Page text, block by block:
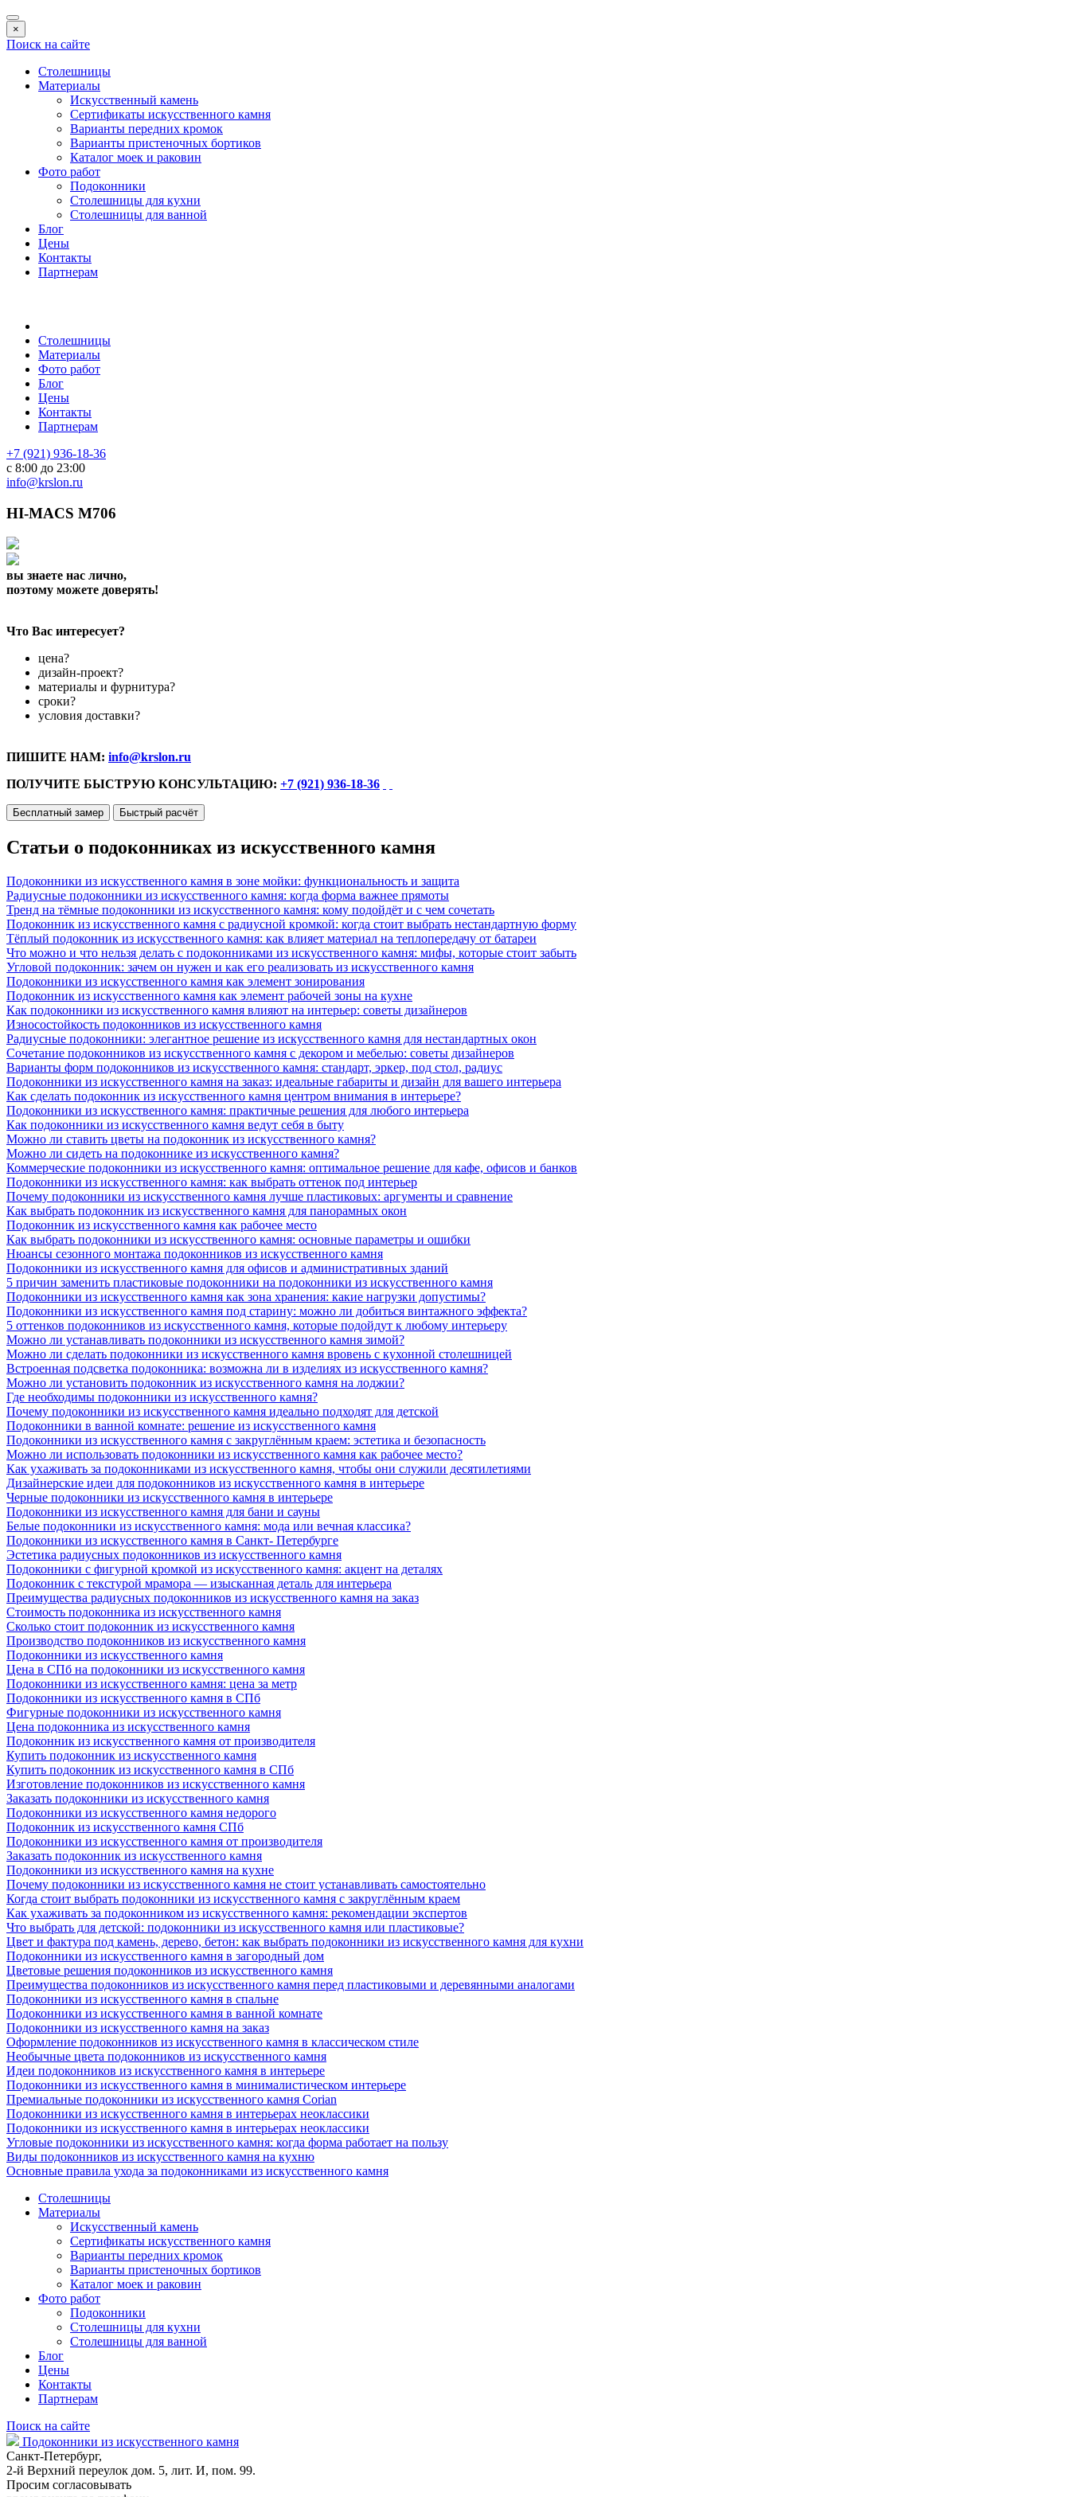
×
Поиск на сайте
Столешницы
Материалы
Искусственный камень
Сертификаты искусственного камня
Варианты передних кромок
Варианты пристеночных бортиков
Каталог моек и раковин
Фото работ
Подоконники
Столешницы для кухни
Столешницы для ванной
Блог
Цены
Контакты
Партнерам
Столешницы
Материалы
Фото работ
Блог
Цены
Контакты
Партнерам
+7 (921) 936-18-36
с 8:00 до 23:00
info@krslon.ru
HI-MACS M706
вы знаете нас лично,
поэтому можете доверять!
Что Вас интересует?
цена?
дизайн-проект?
материалы и фурнитура?
сроки?
условия доставки?
ПИШИТЕ НАМ: info@krslon.ru
ПОЛУЧИТЕ БЫСТРУЮ КОНСУЛЬТАЦИЮ: +7 (921) 936-18-36
Бесплатный замер Быстрый расчёт
Статьи о подоконниках из искусственного камня
Подоконники из искусственного камня в зоне мойки: функциональность и защита
Радиусные подоконники из искусственного камня: когда форма важнее прямоты
Тренд на тёмные подоконники из искусственного камня: кому подойдёт и с чем сочетать
Подоконник из искусственного камня с радиусной кромкой: когда стоит выбрать нестандартную форму
Тёплый подоконник из искусственного камня: как влияет материал на теплопередачу от батареи
Что можно и что нельзя делать с подоконниками из искусственного камня: мифы, которые стоит забыть
Угловой подоконник: зачем он нужен и как его реализовать из искусственного камня
Подоконники из искусственного камня как элемент зонирования
Подоконник из искусственного камня как элемент рабочей зоны на кухне
Как подоконники из искусственного камня влияют на интерьер: советы дизайнеров
Износостойкость подоконников из искусственного камня
Радиусные подоконники: элегантное решение из искусственного камня для нестандартных окон
Сочетание подоконников из искусственного камня с декором и мебелью: советы дизайнеров
Варианты форм подоконников из искусственного камня: стандарт, эркер, под стол, радиус
Подоконники из искусственного камня на заказ: идеальные габариты и дизайн для вашего интерьера
Как сделать подоконник из искусственного камня центром внимания в интерьере?
Подоконники из искусственного камня: практичные решения для любого интерьера
Как подоконники из искусственного камня ведут себя в быту
Можно ли ставить цветы на подоконник из искусственного камня?
Можно ли сидеть на подоконнике из искусственного камня?
Коммерческие подоконники из искусственного камня: оптимальное решение для кафе, офисов и банков
Подоконники из искусственного камня: как выбрать оттенок под интерьер
Почему подоконники из искусственного камня лучше пластиковых: аргументы и сравнение
Как выбрать подоконник из искусственного камня для панорамных окон
Подоконник из искусственного камня как рабочее место
Как выбрать подоконники из искусственного камня: основные параметры и ошибки
Нюансы сезонного монтажа подоконников из искусственного камня
Подоконники из искусственного камня для офисов и административных зданий
5 причин заменить пластиковые подоконники на подоконники из искусственного камня
Подоконники из искусственного камня как зона хранения: какие нагрузки допустимы?
Подоконники из искусственного камня под старину: можно ли добиться винтажного эффекта?
5 оттенков подоконников из искусственного камня, которые подойдут к любому интерьеру
Можно ли устанавливать подоконники из искусственного камня зимой?
Можно ли сделать подоконники из искусственного камня вровень с кухонной столешницей
Встроенная подсветка подоконника: возможна ли в изделиях из искусственного камня?
Можно ли установить подоконник из искусственного камня на лоджии?
Где необходимы подоконники из искусственного камня?
Почему подоконники из искусственного камня идеально подходят для детской
Подоконники в ванной комнате: решение из искусственного камня
Подоконники из искусственного камня с закруглённым краем: эстетика и безопасность
Можно ли использовать подоконники из искусственного камня как рабочее место?
Как ухаживать за подоконниками из искусственного камня, чтобы они служили десятилетиями
Дизайнерские идеи для подоконников из искусственного камня в интерьере
Черные подоконники из искусственного камня в интерьере
Подоконники из искусственного камня для бани и сауны
Белые подоконники из искусственного камня: мода или вечная классика?
Подоконники из искусственного камня в Санкт- Петербурге
Эстетика радиусных подоконников из искусственного камня
Подоконники с фигурной кромкой из искусственного камня: акцент на деталях
Подоконник с текстурой мрамора — изысканная деталь для интерьера
Преимущества радиусных подоконников из искусственного камня на заказ
Стоимость подоконника из искусственного камня
Сколько стоит подоконник из искусственного камня
Производство подоконников из искусственного камня
Подоконники из искусственного камня
Цена в СПб на подоконники из искусственного камня
Подоконники из искусственного камня: цена за метр
Подоконники из искусственного камня в СПб
Фигурные подоконники из искусственного камня
Цена подоконника из искусственного камня
Подоконник из искусственного камня от производителя
Купить подоконник из искусственного камня
Купить подоконник из искусственного камня в СПб
Изготовление подоконников из искусственного камня
Заказать подоконники из искусственного камня
Подоконники из искусственного камня недорого
Подоконник из искусственного камня СПб
Подоконники из искусственного камня от производителя
Заказать подоконник из искусственного камня
Подоконники из искусственного камня на кухне
Почему подоконники из искусственного камня не стоит устанавливать самостоятельно
Когда стоит выбрать подоконники из искусственного камня с закруглённым краем
Как ухаживать за подоконником из искусственного камня: рекомендации экспертов
Что выбрать для детской: подоконники из искусственного камня или пластиковые?
Цвет и фактура под камень, дерево, бетон: как выбрать подоконники из искусственного камня для кухни
Подоконники из искусственного камня в загородный дом
Цветовые решения подоконников из искусственного камня
Преимущества подоконников из искусственного камня перед пластиковыми и деревянными аналогами
Подоконники из искусственного камня в спальне
Подоконники из искусственного камня в ванной комнате
Подоконники из искусственного камня на заказ
Оформление подоконников из искусственного камня в классическом стиле
Необычные цвета подоконников из искусственного камня
Идеи подоконников из искусственного камня в интерьере
Подоконники из искусственного камня в минималистическом интерьере
Премиальные подоконники из искусственного камня Corian
Подоконники из искусственного камня в интерьерах неоклассики
Подоконники из искусственного камня в интерьерах неоклассики
Угловые подоконники из искусственного камня: когда форма работает на пользу
Виды подоконников из искусственного камня на кухню
Основные правила ухода за подоконниками из искусственного камня
Столешницы
Материалы
Искусственный камень
Сертификаты искусственного камня
Варианты передних кромок
Варианты пристеночных бортиков
Каталог моек и раковин
Фото работ
Подоконники
Столешницы для кухни
Столешницы для ванной
Блог
Цены
Контакты
Партнерам
Поиск на сайте
Подоконники из искусственного камня
Санкт-Петербург,
2-й Верхний переулок дом. 5, лит. И, пом. 99.
Просим согласовывать